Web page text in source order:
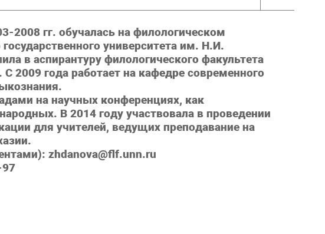
2008 гг. обучалась на филологическом
университета им. Н.И.
в аспирантуру филологического факультета
2009 года работает на кафедре современного
на научных конференциях, как
В 2014 году участвовала в проведении
для учителей, ведущих преподавание на
zhdanova@flf.unn.ru